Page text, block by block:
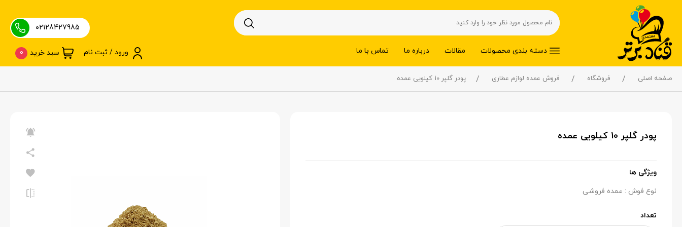
دسته بندی محصولات مقالات درباره ما تماس با ما
۰۲۱28427985
ورود / ثبت نام سبد خرید 0
صفحه اصلی فروشگاه فروش عمده لوازم عطاری پودر گلپر 10 کیلویی عمده
پودر گلپر 10 کیلویی عمده
ویژگی ها
نوع فوش : عمده فروشی
تعداد